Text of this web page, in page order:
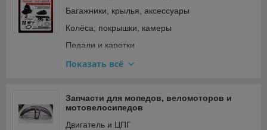
Фильтры
Электрооборудование и зажигание
Багажники, крылья, аксессуары
Колёса, покрышки, камеры
Педали и каретки
Прочее
Сёдла и подседельные штыри
Тормозная система
Показать всё
Запчасти для мопедов, веломоторов и
мотовелосипедов
Двигатель и ЦПГ